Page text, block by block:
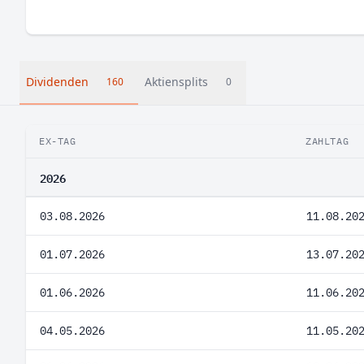
Dividenden 160 Aktiensplits 0
EX-TAG ZAHLTAG
2026
03.08.2026
01.07.2026
01.06.2026
04.05.2026